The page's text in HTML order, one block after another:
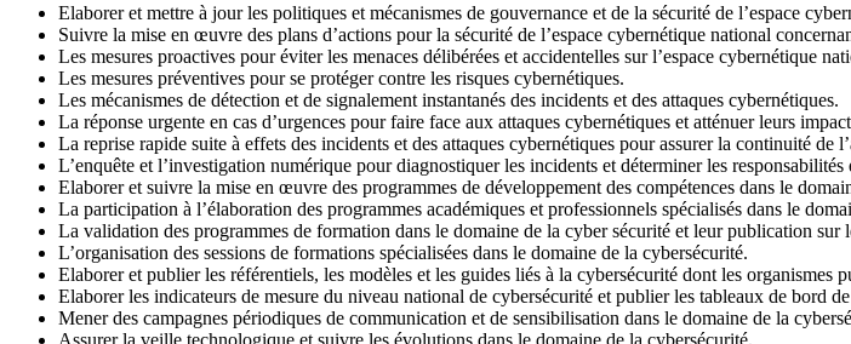
Elaborer et mettre à jour les politiques et mécanismes de gouvernance et de la sécurité de l’espace
Suivre la mise en œuvre des plans d’actions pour la sécurité de l’espace cybernétique national
Les mesures proactives pour éviter les menaces délibérées et accidentelles sur l’espace cybernétique
Les mesures préventives pour se protéger contre les risques cybernétiques.
Les mécanismes de détection et de signalement instantanés des incidents et des attaques cybernétiques.
La réponse urgente en cas d’urgences pour faire face aux attaques cybernétiques et atténuer leurs
La reprise rapide suite à effets des incidents et des attaques cybernétiques pour assurer la continuité de
L’enquête et l’investigation numérique pour diagnostiquer les incidents et déterminer les
Elaborer et suivre la mise en œuvre des programmes de développement des compétences dans le
La participation à l’élaboration des programmes académiques et professionnels spécialisés dans le
La validation des programmes de formation dans le domaine de la cyber sécurité et leur publication sur
L’organisation des sessions de formations spécialisées dans le domaine de la cybersécurité.
Elaborer et publier les référentiels, les modèles et les guides liés à la cybersécurité dont les organismes
Elaborer les indicateurs de mesure du niveau national de cybersécurité et publier les tableaux de bord
Mener des campagnes périodiques de communication et de sensibilisation dans le domaine de la
Assurer la veille technologique et suivre les évolutions dans le domaine de la cybersécurité,